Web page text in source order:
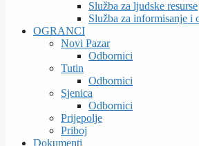
Služba za ljudske resurse
Služba za informisanje i
OGRANCI
Novi Pazar
Odbornici
Tutin
Odbornici
Sjenica
Odbornici
Prijepolje
Priboj
Dokumenti